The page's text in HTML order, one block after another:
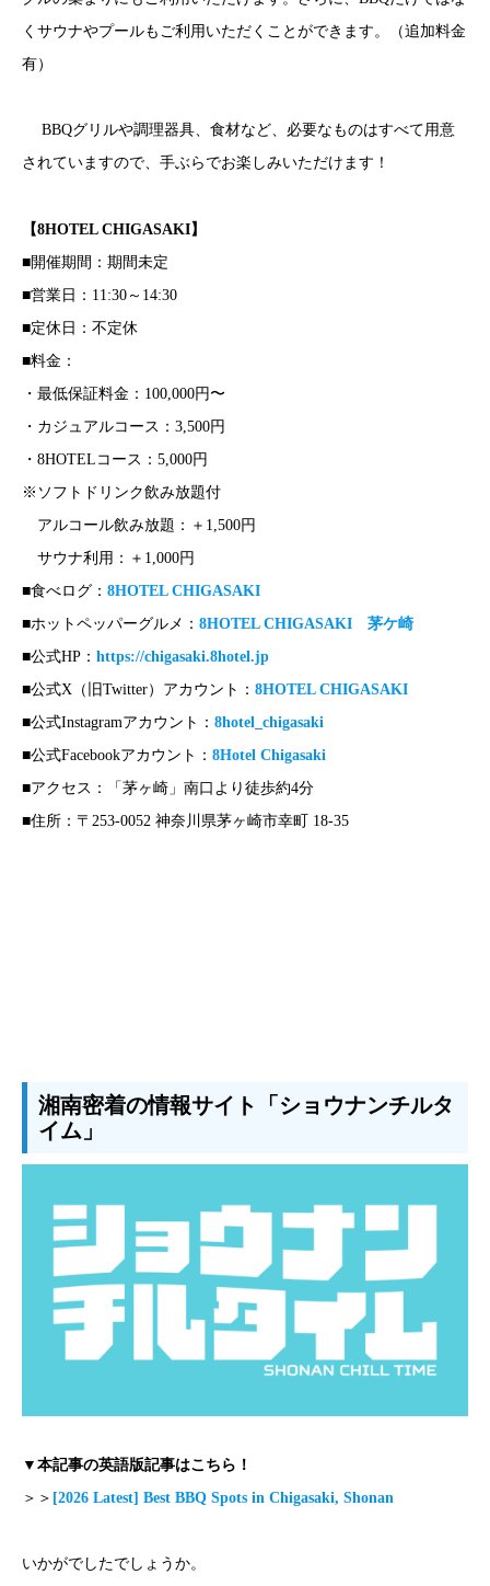
くサウナやプールもご利用いただくことができます。（追加料金
有）
BBQグリルや調理器具、食材など、必要なものはすべて用意
されていますので、手ぶらでお楽しみいただけます！
【8HOTEL CHIGASAKI】
■開催期間：期間未定
■営業日：11:30～14:30
■定休日：不定休
■料金：
・最低保証料金：100,000円〜
・カジュアルコース：3,500円
・8HOTELコース：5,000円
※ソフトドリンク飲み放題付
アルコール飲み放題：＋1,500円
サウナ利用：＋1,000円
■食べログ： 8HOTEL CHIGASAKI
■ホットペッパーグルメ： 8HOTEL CHIGASAKI 茅ケ崎
■公式HP： https://chigasaki.8hotel.jp
■公式X（旧Twitter）アカウント： 8HOTEL CHIGASAKI
■公式Instagramアカウント： 8hotel_chigasaki
■公式Facebookアカウント： 8Hotel Chigasaki
■アクセス：「茅ヶ崎」南口より徒歩約4分
■住所：〒253-0052 神奈川県茅ヶ崎市幸町 18-35
湘南密着の情報サイト「ショウナンチルタ
イム」
▼本記事の英語版記事はこちら！
＞＞ [2026 Latest] Best BBQ Spots in Chigasaki, Shonan
いかがでしたでしょうか。